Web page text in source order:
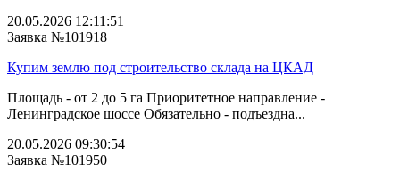
20.05.2026 12:11:51
Заявка №101918
Купим землю под строительство склада на ЦКАД
Площадь - от 2 до 5 га Приоритетное направление -
Ленинградское шоссе Обязательно - подъездна...
20.05.2026 09:30:54
Заявка №101950